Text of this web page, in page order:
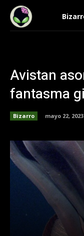
Avistan
fantasma
Bizarro mayo 22, 2023